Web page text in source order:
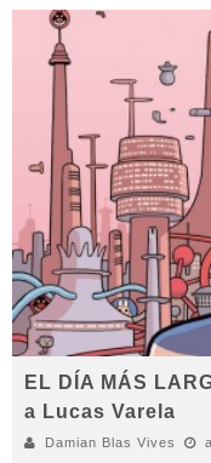
EL DÍA MÁS
a Lucas Varela
Damian Blas Vives